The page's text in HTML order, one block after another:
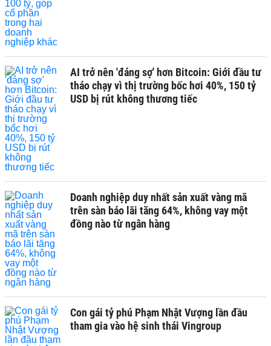
AI trở nên 'đáng sợ' hơn Bitcoin: Giới đầu tư
tháo chạy vì thị trường bốc hơi 40%, 150 tỷ
USD bị rút không thương tiếc
Doanh nghiệp duy nhất sản xuất vàng mã
trên sàn báo lãi tăng 64%, không vay một
đồng nào từ ngân hàng
Con gái tỷ phú Phạm Nhật Vượng lần đầu
tham gia vào hệ sinh thái Vingroup